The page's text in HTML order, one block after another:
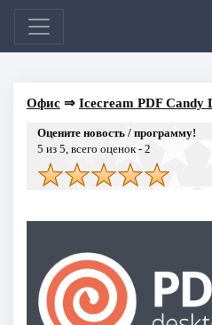
Офис⇒ Icecream PDF Candy
Оцените новость / программу!
5 из 5, всего оценок - 2